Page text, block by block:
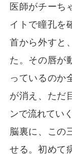
激しい眩暈に襲
愛人の息子の
ホールの隅には
ゃんの姿があっ
私は迷わず娘
し、大理石の床
「鷹司暁さん、
今度こそ、私は
医師がチーち
イトで瞳孔を
首から外すと
た。その唇が
っているのか
が消え、ただ
ンで流れていく
脳裏に、この
せる。初めて